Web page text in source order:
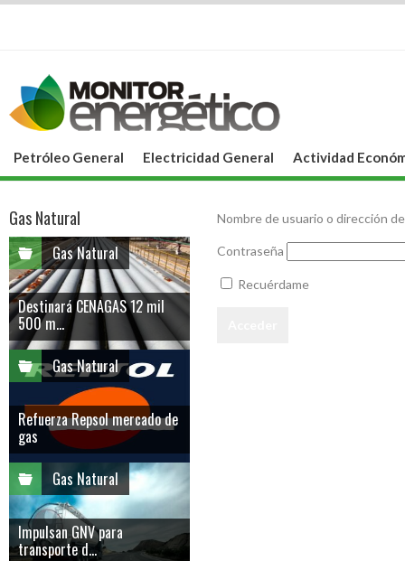
Petróleo General Electricidad General Actividad
Nombre de usuario o dirección
Contraseña
Recuérdame
Gas Natural
Gas Natural
Destinará CENAGAS 12 mil
500 m...
Gas Natural
Refuerza Repsol mercado de
gas
Gas Natural
Impulsan GNV para
transporte d...